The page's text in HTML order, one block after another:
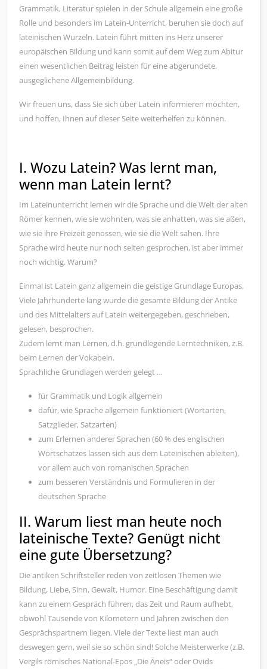
Grammatik, Literatur spielen in der Schule allgemein eine große
Rolle und besonders im Latein-Unterricht, beruhen sie doch auf
lateinischen Wurzeln. Latein führt mitten ins Herz unserer
europäischen Bildung und kann somit auf dem Weg zum Abitur
einen wesentlichen Beitrag leisten für eine abgerundete,
ausgeglichene Allgemeinbildung.
Wir freuen uns, dass Sie sich über Latein informieren möchten,
und hoffen, Ihnen auf dieser Seite weiterhelfen zu können.
I. Wozu Latein? Was lernt man,
wenn man Latein lernt?
Im Lateinunterricht lernen wir die Sprache und die Welt der alten
Römer kennen, wie sie wohnten, was sie anhatten, was sie aßen,
wie sie ihre Freizeit genossen, wie sie die Welt sahen. Ihre
Sprache wird heute nur noch selten gesprochen, ist aber immer
noch wichtig. Warum?
Einmal ist Latein ganz allgemein die geistige Grundlage Europas.
Viele Jahrhunderte lang wurde die gesamte Bildung der Antike
und des Mittelalters auf Latein weitergegeben, geschrieben,
gelesen, besprochen.
Zudem lernt man Lernen, d.h. grundlegende Lerntechniken, z.B.
beim Lernen der Vokabeln.
Sprachliche Grundlagen werden gelegt …
für Grammatik und Logik allgemein
dafür, wie Sprache allgemein funktioniert (Wortarten,
Satzglieder, Satzarten)
zum Erlernen anderer Sprachen (60 % des englischen
Wortschatzes lassen sich aus dem Lateinischen ableiten),
vor allem auch von romanischen Sprachen
zum besseren Verständnis und Formulieren in der
deutschen Sprache
II. Warum liest man heute noch
lateinische Texte? Genügt nicht
eine gute Übersetzung?
Die antiken Schriftsteller reden von zeitlosen Themen wie
Bildung, Liebe, Sinn, Gewalt, Humor. Eine Beschäftigung damit
kann zu einem Gespräch führen, das Zeit und Raum aufhebt,
obwohl Tausende von Kilometern und Jahren zwischen den
Gesprächspartnern liegen. Viele der Texte liest man auch
deswegen gern, weil sie so schön sind! Solche Meisterwerke (z.B.
Vergils römisches National-Epos „Die Äneis“ oder Ovids